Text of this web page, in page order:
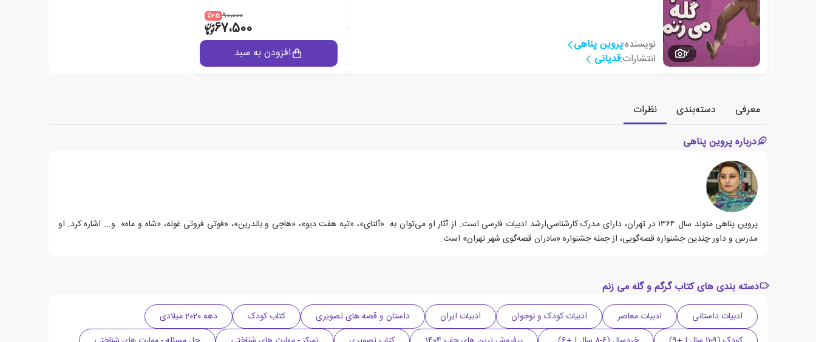
2
نویسنده:پروین پناهی
انتشارات:قدیانی
90،000 ٪25
67،500
افزودن به سبد
معرفی دسته‌بندی
نظرات
درباره پروین پناهی
پروین پناهی متولد سال ١٣۶۴ در تهران، دارای مدرک کارشناسی‌ارشد ادبیات فارسی است. از آثار او می‌توان به «آلتای»، «تپه‌ هفت دیو»، «هاچی و بالدرین»، «فوتی فروتی غوله، «شاه و ماه» و... اشاره کرد. او
مدرس و داور چندین جشنواره قصه‌گویی، از جمله جشنواره «مادران قصه‌گوی شهر تهران» است.
دسته بندی های کتاب گرگم و گله می زنم
ادبیات داستانی ادبیات معاصر ادبیات کودک و نوجوان ادبیات ایران داستان و قصه های تصویری کتاب کودک
دهه 2020 میلادی